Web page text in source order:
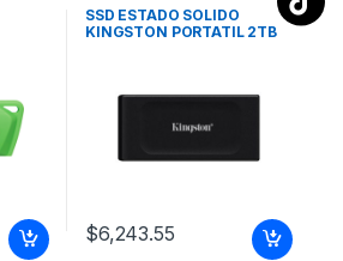
SSD ESTADO SOLIDO
KINGSTON PORTATIL 2TB
$6,243.55